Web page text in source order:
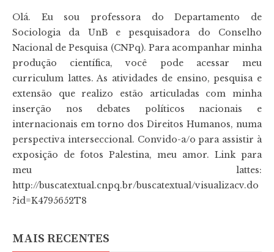
Olá. Eu sou professora do Departamento de
Sociologia da UnB e pesquisadora do Conselho
Nacional de Pesquisa (CNPq). Para acompanhar minha
produção científica, você pode acessar meu
curriculum lattes. As atividades de ensino, pesquisa e
extensão que realizo estão articuladas com minha
inserção nos debates políticos nacionais e
internacionais em torno dos Direitos Humanos, numa
perspectiva interseccional. Convido-a/o para assistir à
exposição de fotos Palestina, meu amor. Link para
meu lattes:
http://buscatextual.cnpq.br/buscatextual/visualizacv.do
?id=K4795652T8
MAIS RECENTES